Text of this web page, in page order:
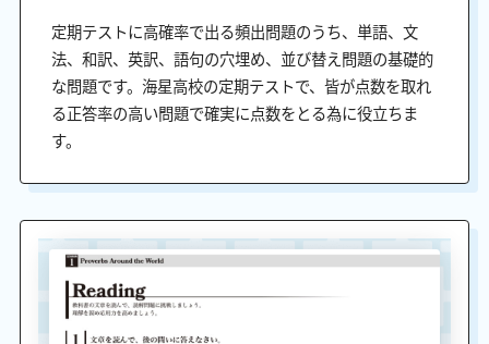
定期テストに高確率で出る頻出問題のうち、単語、文
法、和訳、英訳、語句の穴埋め、並び替え問題の基礎的
な問題です。海星高校の定期テストで、皆が点数を取れ
る正答率の高い問題で確実に点数をとる為に役立ちま
す。